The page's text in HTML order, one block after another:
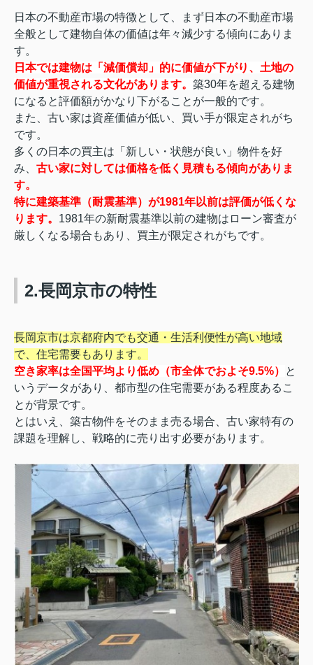
日本の不動産市場の特徴として、まず日本の不動産市場
全般として建物自体の価値は年々減少する傾向にありま
す。
日本では建物は「減価償却」的に価値が下がり、土地の
価値が重視される文化があります。 築30年を超える建物
になると評価額がかなり下がることが一般的です。
また、古い家は資産価値が低い、買い手が限定されがち
です。
多くの日本の買主は「新しい・状態が良い」物件を好
み、 古い家に対しては価格を低く見積もる傾向がありま
す。
特に建築基準（耐震基準）が1981年以前は評価が低くな
ります。 1981年の新耐震基準以前の建物はローン審査が
厳しくなる場合もあり、買主が限定されがちです。
2.長岡京市の特性
長岡京市は京都府内でも交通・生活利便性が高い地域
で、住宅需要もあります。
空き家率は全国平均より低め（市全体でおよそ9.5%）
と
いうデータがあり、都市型の住宅需要がある程度あるこ
とが背景です。
とはいえ、築古物件をそのまま売る場合、古い家特有の
課題を理解し、戦略的に売り出す必要があります。